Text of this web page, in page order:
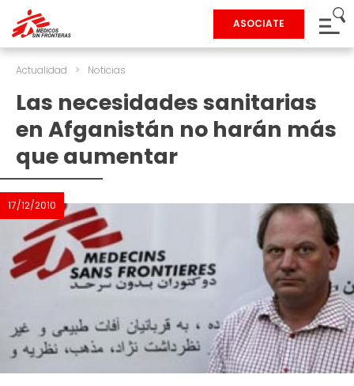
ASOCIATE
Actualidad > Noticias
Las necesidades sanitarias
en Afganistán no harán más
que aumentar
17/12/2010